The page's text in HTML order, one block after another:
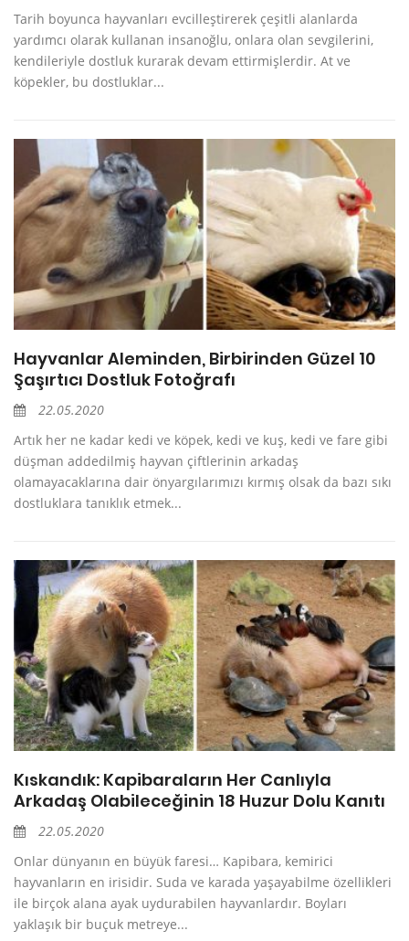
Tarih boyunca hayvanları evcilleştirerek çeşitli alanlarda
yardımcı olarak kullanan insanoğlu, onlara olan sevgilerini,
kendileriyle dostluk kurarak devam ettirmişlerdir. At ve
köpekler, bu dostluklar...
Hayvanlar Aleminden, Birbirinden Güzel 10
Şaşırtıcı Dostluk Fotoğrafı
22.05.2020
Artık her ne kadar kedi ve köpek, kedi ve kuş, kedi ve fare gibi
düşman addedilmiş hayvan çiftlerinin arkadaş
olamayacaklarına dair önyargılarımızı kırmış olsak da bazı sıkı
dostluklara tanıklık etmek...
Kıskandık: Kapibaraların Her Canlıyla
Arkadaş Olabileceğinin 18 Huzur Dolu Kanıtı
22.05.2020
Onlar dünyanın en büyük faresi… Kapibara, kemirici
hayvanların en irisidir. Suda ve karada yaşayabilme özellikleri
ile birçok alana ayak uydurabilen hayvanlardır. Boyları
yaklaşık bir buçuk metreye...